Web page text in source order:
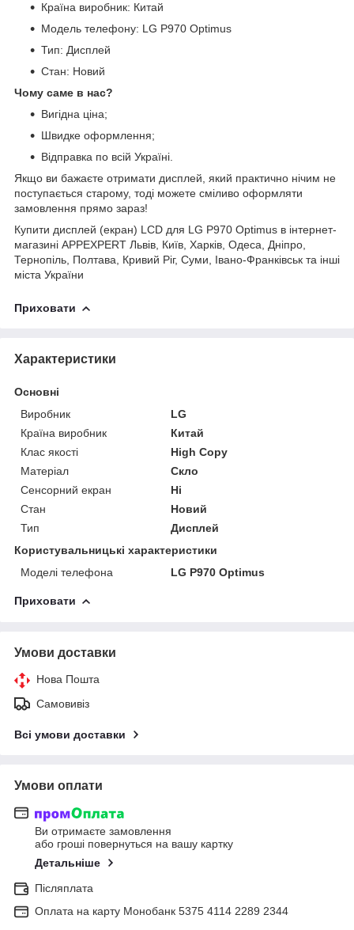
Країна виробник: Китай
Модель телефону: LG P970 Optimus
Тип: Дисплей
Стан: Новий
Чому саме в нас?
Вигідна ціна;
Швидке оформлення;
Відправка по всій Україні.
Якщо ви бажаєте отримати дисплей, який практично нічим не
поступається старому, тоді можете сміливо оформляти
замовлення прямо зараз!
Купити дисплей (екран) LCD для LG P970 Optimus в інтернет-
магазині APPEXPERT Львів, Київ, Харків, Одеса, Дніпро,
Тернопіль, Полтава, Кривий Ріг, Суми, Івано-Франківськ та інші
міста України
Приховати
Характеристики
Основні
Виробник
LG
Країна виробник
Китай
Клас якості
High Copy
Матеріал
Скло
Сенсорний екран
Ні
Стан
Новий
Тип
Дисплей
Користувальницькі характеристики
Моделі телефона
LG P970 Optimus
Приховати
Умови доставки
Нова Пошта
Самовивіз
Всі умови доставки
Умови оплати
Ви отримаєте замовлення
або гроші повернуться на вашу картку
Детальніше
Післяплата
Оплата на карту Монобанк 5375 4114 2289 2344